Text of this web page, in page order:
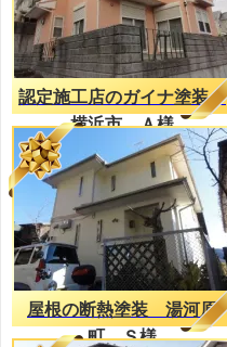
認定施工店のガイナ塗装
横浜市 Ａ様
屋根の断熱塗装 湯河原
町 Ｓ様